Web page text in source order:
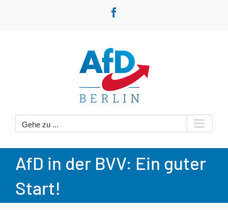
Gehe zu ...
AfD in der BVV: Ein guter
Start!